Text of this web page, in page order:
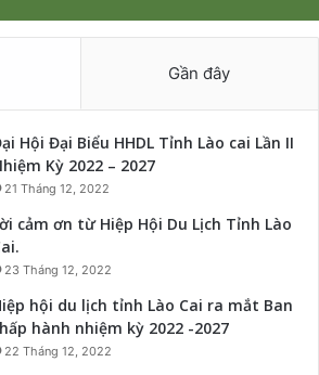
Gần đây
Hội Đại Biểu HHDL Tỉnh Lào cai Lần II
Kỳ 2022 – 2027
21 Tháng 12, 2022
cảm ơn từ Hiệp Hội Du Lịch Tỉnh Lào
23 Tháng 12, 2022
hội du lịch tỉnh Lào Cai ra mắt Ban
hành nhiệm kỳ 2022 -2027
22 Tháng 12, 2022